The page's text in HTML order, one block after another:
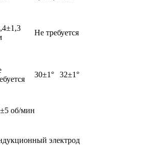
Не требуется
30±1° 32±1°
об/мин
электрод